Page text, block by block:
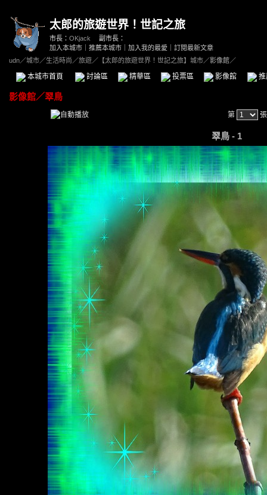
太郎的旅遊世界！世記之旅
市長： OKjack
副市長：
加入本城市
推薦本城市 加入我的最愛
訂閱最新文章
udn／城市／生活時尚 ／旅遊／ 【太郎的旅遊世界！世記之旅】城市／影像館／
本城市首頁 討論區 精華區 投票區 影像館
影像館／翠鳥
第
翠鳥 - 1